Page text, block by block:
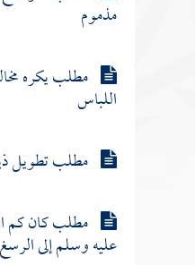
مذموم
مطلب يكره
اللباس
مطلب تطويل
مطلب كان كم
عليه وسلم إلى الرسغ